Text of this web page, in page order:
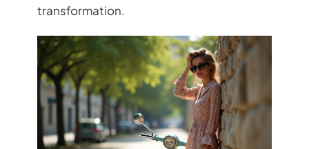
transformation.